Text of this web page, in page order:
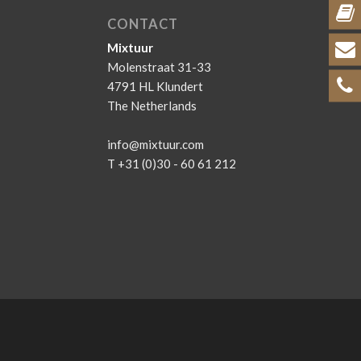
CONTACT
Mixtuur
Molenstraat 31-33
4791 HL Klundert
The Netherlands
info@mixtuur.com
T +31 (0)30 - 60 61 212